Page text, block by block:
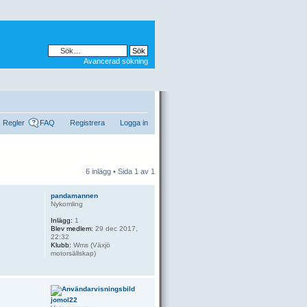
Avancerad sökning
Regler FAQ Registrera Logga in
6 inlägg • Sida 1 av 1
pandamannen
Nykomling
Inlägg: 1
Blev medlem: 29 dec 2017,
22:32
Klubb: Wms (Växjö
motorsällskap)
jomol22